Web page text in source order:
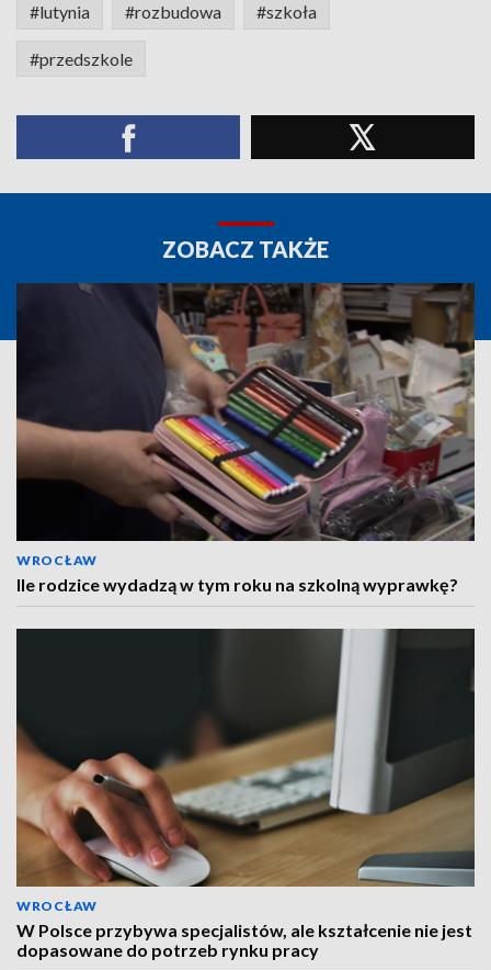
#lutynia #rozbudowa #szkoła
#przedszkole
ZOBACZ TAKŻE
WROCŁAW
Ile rodzice wydadzą w tym roku na szkolną wyprawkę?
WROCŁAW
W Polsce przybywa specjalistów, ale kształcenie nie jest
dopasowane do potrzeb rynku pracy